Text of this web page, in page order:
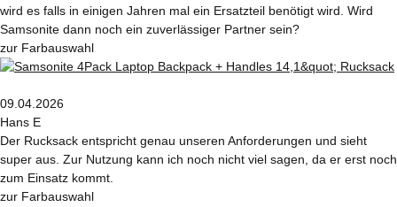
wird es falls in einigen Jahren mal ein Ersatzteil benötigt wird. Wird
Samsonite dann noch ein zuverlässiger Partner sein?
zur Farbauswahl
09.04.2026
Hans E
Der Rucksack entspricht genau unseren Anforderungen und sieht
super aus. Zur Nutzung kann ich noch nicht viel sagen, da er erst noch
zum Einsatz kommt.
zur Farbauswahl